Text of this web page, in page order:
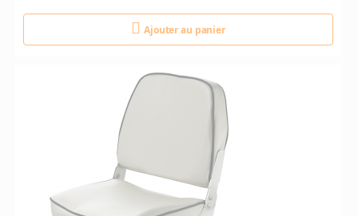
Ajouter au panier